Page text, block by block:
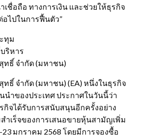
ชื่อถือ ทางการเงิน และช่วยให้ธุรกิจ
อไปในการฟื้นตัว”
ทุม
ริหาร
ทธิ์ จํากัด (มหาชน)
ธิ์ จํากัด (มหาชน) (EA) หนึ่งในธุรกิจ
ำของประเทศ ประกาศในวันนี้ว่า
จได้รับการสนับสนุนอีกครั้งอย่าง
ำเร็จของการเสนอขายหุ้นสามัญเพิ่ม
มกราคม 2568 โดยมีการจองซื้อ